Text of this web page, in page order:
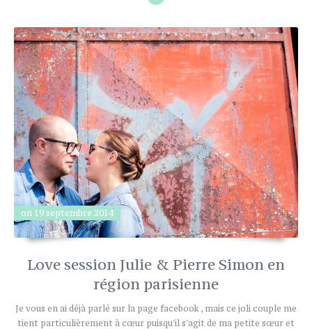
on 19 septembre 2014
Love session Julie & Pierre Simon en
région parisienne
Je vous en ai déjà parlé sur la page facebook , mais ce joli couple me
tient particulièrement à cœur puisqu'il s'agit de ma petite sœur et